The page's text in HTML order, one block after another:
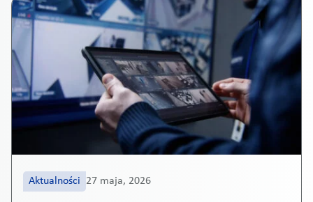
Aktualności 27 maja, 2026